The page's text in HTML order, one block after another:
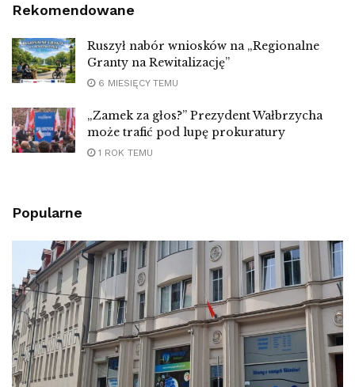
Rekomendowane
Ruszył nabór wniosków na „Regionalne
Granty na Rewitalizację”
6 MIESIĘCY TEMU
„Zamek za głos?” Prezydent Wałbrzycha
może trafić pod lupę prokuratury
1 ROK TEMU
Popularne